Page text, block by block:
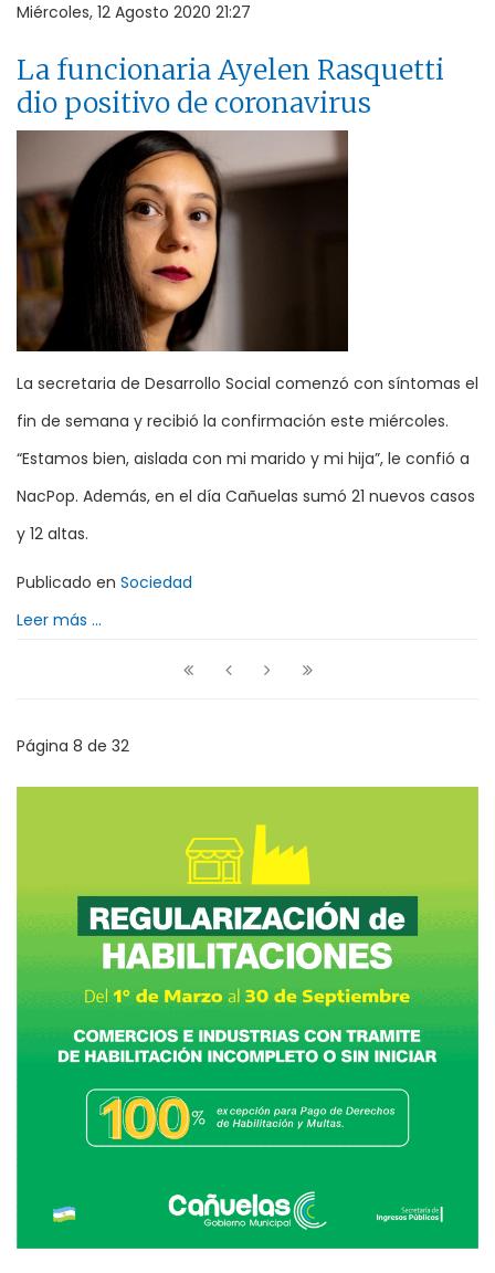
Miércoles, 12 Agosto 2020 21:27
La funcionaria Ayelen Rasquetti
dio positivo de coronavirus
La secretaria de Desarrollo Social comenzó con síntomas el
fin de semana y recibió la confirmación este miércoles.
“Estamos bien, aislada con mi marido y mi hija”, le confió a
NacPop. Además, en el día Cañuelas sumó 21 nuevos casos
y 12 altas.
Publicado en Sociedad
Leer más ...
Página 8 de 32